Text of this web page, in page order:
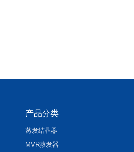
产品分类
蒸发结晶器
MVR蒸发器